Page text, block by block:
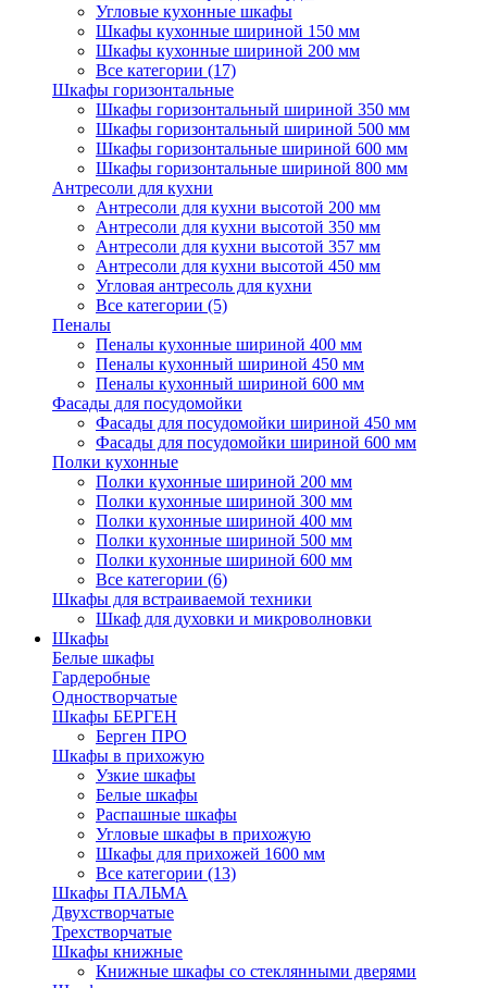
Угловые кухонные шкафы
Шкафы кухонные шириной 150 мм
Шкафы кухонные шириной 200 мм
Все категории (17)
Шкафы горизонтальные
Шкафы горизонтальный шириной 350 мм
Шкафы горизонтальный шириной 500 мм
Шкафы горизонтальные шириной 600 мм
Шкафы горизонтальные шириной 800 мм
Антресоли для кухни
Антресоли для кухни высотой 200 мм
Антресоли для кухни высотой 350 мм
Антресоли для кухни высотой 357 мм
Антресоли для кухни высотой 450 мм
Угловая антресоль для кухни
Все категории (5)
Пеналы
Пеналы кухонные шириной 400 мм
Пеналы кухонный шириной 450 мм
Пеналы кухонный шириной 600 мм
Фасады для посудомойки
Фасады для посудомойки шириной 450 мм
Фасады для посудомойки шириной 600 мм
Полки кухонные
Полки кухонные шириной 200 мм
Полки кухонные шириной 300 мм
Полки кухонные шириной 400 мм
Полки кухонные шириной 500 мм
Полки кухонные шириной 600 мм
Все категории (6)
Шкафы для встраиваемой техники
Шкаф для духовки и микроволновки
Шкафы
Белые шкафы
Гардеробные
Одностворчатые
Шкафы БЕРГЕН
Берген ПРО
Шкафы в прихожую
Узкие шкафы
Белые шкафы
Распашные шкафы
Угловые шкафы в прихожую
Шкафы для прихожей 1600 мм
Все категории (13)
Шкафы ПАЛЬМА
Двухстворчатые
Трехстворчатые
Шкафы книжные
Книжные шкафы со стеклянными дверями